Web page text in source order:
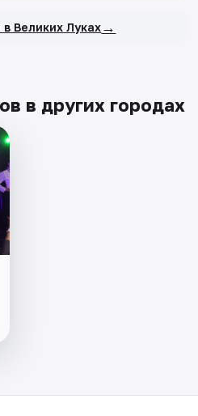
Великих Луках→
в других городах